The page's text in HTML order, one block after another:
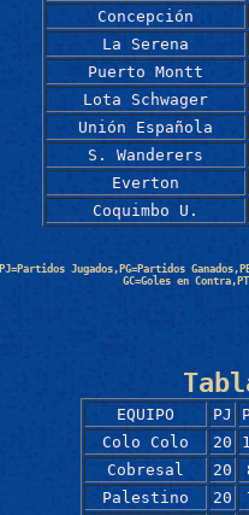
Concepción
La Serena
Puerto Montt
Lota Schwager
Unión Española
S. Wanderers
Everton
Coquimbo U.
PJ=Partidos Jugados,PG=Partidos
GC=Goles en
EQUIPO PJ
Colo Colo
20
Cobresal
20
Palestino
20